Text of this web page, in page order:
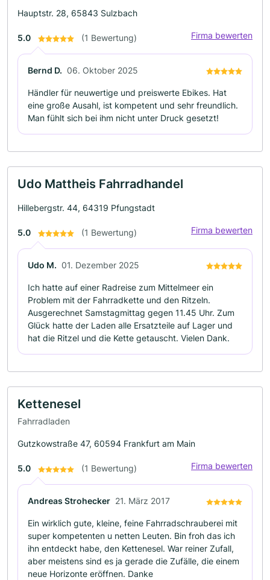
Hauptstr. 28, 65843 Sulzbach
5.0 (1 Bewertung) Firma bewerten
Bernd D. 06. Oktober 2025
Händler für neuwertige und preiswerte Ebikes. Hat
eine große Ausahl, ist kompetent und sehr freundlich.
Man fühlt sich bei ihm nicht unter Druck gesetzt!
Udo Mattheis Fahrradhandel
Hillebergstr. 44, 64319 Pfungstadt
5.0 (1 Bewertung) Firma bewerten
Udo M. 01. Dezember 2025
Ich hatte auf einer Radreise zum Mittelmeer ein
Problem mit der Fahrradkette und den Ritzeln.
Ausgerechnet Samstagmittag gegen 11.45 Uhr. Zum
Glück hatte der Laden alle Ersatzteile auf Lager und
hat die Ritzel und die Kette getauscht. Vielen Dank.
Kettenesel
Fahrradladen
Gutzkowstraße 47, 60594 Frankfurt am Main
5.0 (1 Bewertung) Firma bewerten
Andreas Strohecker 21. März 2017
Ein wirklich gute, kleine, feine Fahrradschrauberei mit
super kompetenten u netten Leuten. Bin froh das ich
ihn entdeckt habe, den Kettenesel. War reiner Zufall,
aber meistens sind es ja gerade die Zufälle, die einem
neue Horizonte eröffnen. Danke